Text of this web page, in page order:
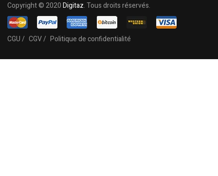
Copyright © 2020Digitaz. Tous droits réservés.
CGU / CGV / Politique de confidentialité